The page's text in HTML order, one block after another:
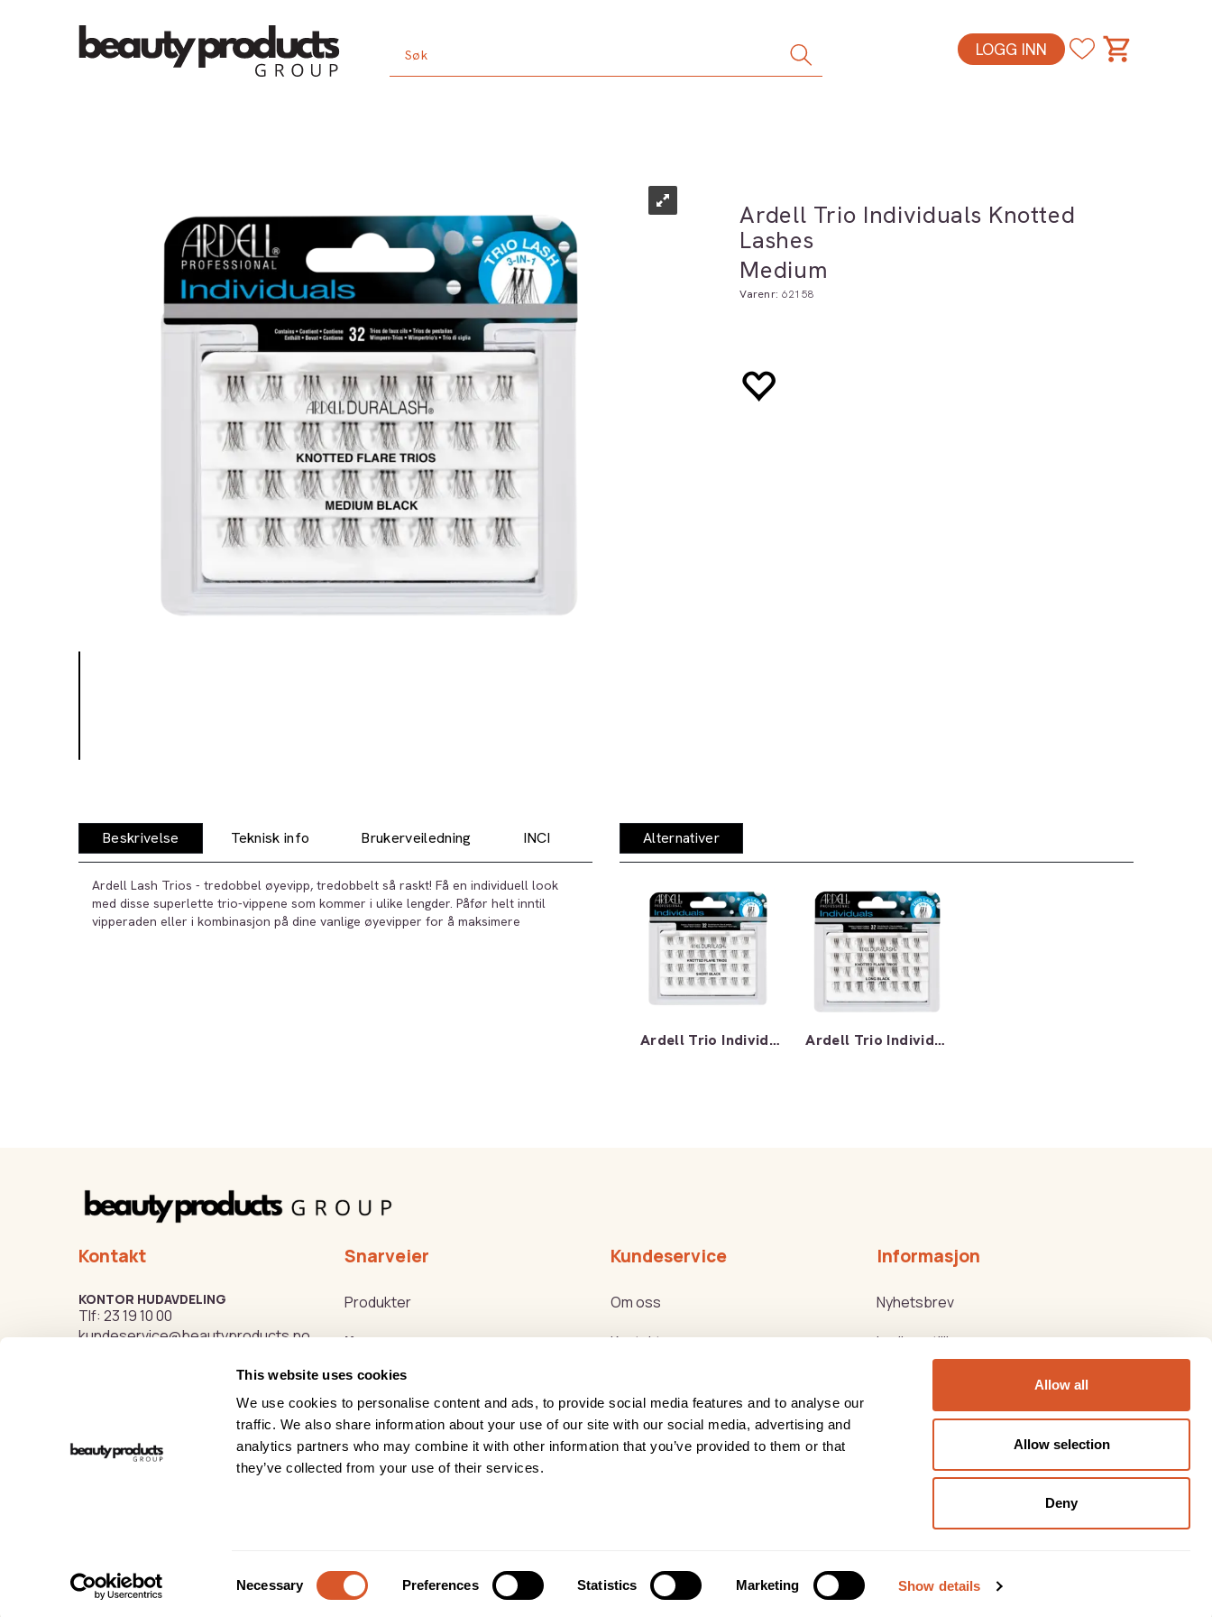
This website uses cookies
We use cookies to personalise content and ads, to provide social media features and to analyse our
traffic. We also share information about your use of our site with our social media, advertising and
analytics partners who may combine it with other information that you’ve provided to them or that
they’ve collected from your use of their services.
Necessary Preferences Statistics Marketing Show details
Allow all
Allow selection
Deny
LOGG INN
Ardell Trio Individuals Knotted
Lashes
Medium
Varenr: 62158
Beskrivelse Teknisk info Brukerveiledning INCI
Ardell Lash Trios - tredobbel øyevipp, tredobbelt så raskt! Få en individuell look
med disse superlette trio-vippene som kommer i ulike lengder. Påfør helt inntil
vipperaden eller i kombinasjon på dine vanlige øyevipper for å maksimere
Alternativer
Ardell Trio Individuals Knotted Lashes Ardell Trio Individuals Knotted Lashes
Kontakt
KONTOR HUDAVDELING
Tlf: 23 19 10 00
kundeservice@beautyproducts.no
Org: 967110167
Lørenveien 37, 0585 Oslo
Snarveier
Produkter
Kurs
Varemerker
Beauty og Helse Akademiet
Hygge- og nyttemøter
Kundeservice
Om oss
Kontakt oss
Reklamasjon og retur
Informasjon
Nyhetsbrev
Ledige stillinger
Kjøps-/Leveringsbetingelser
Beauty Products
Thorsen Biovital
Vi tar forbehold om trykkkfeil på nettsiden. Personvernerklæring Åpenhetsloven
Copyright © 2026 Beauty Products Thorsen AS - All rights reserved Forretningssystem nettbutikkløsninglevert av